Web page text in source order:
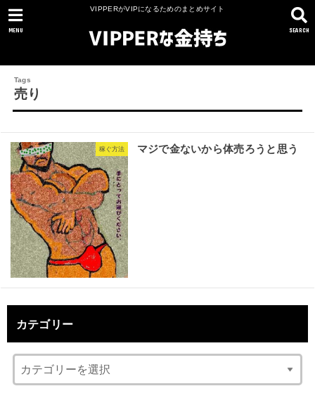
VIPPERがVIPになるためのまとめサイト
SEARCH
MENU
売り
稼ぐ方法 マジで金ないから体売ろうと思う
カテゴリー